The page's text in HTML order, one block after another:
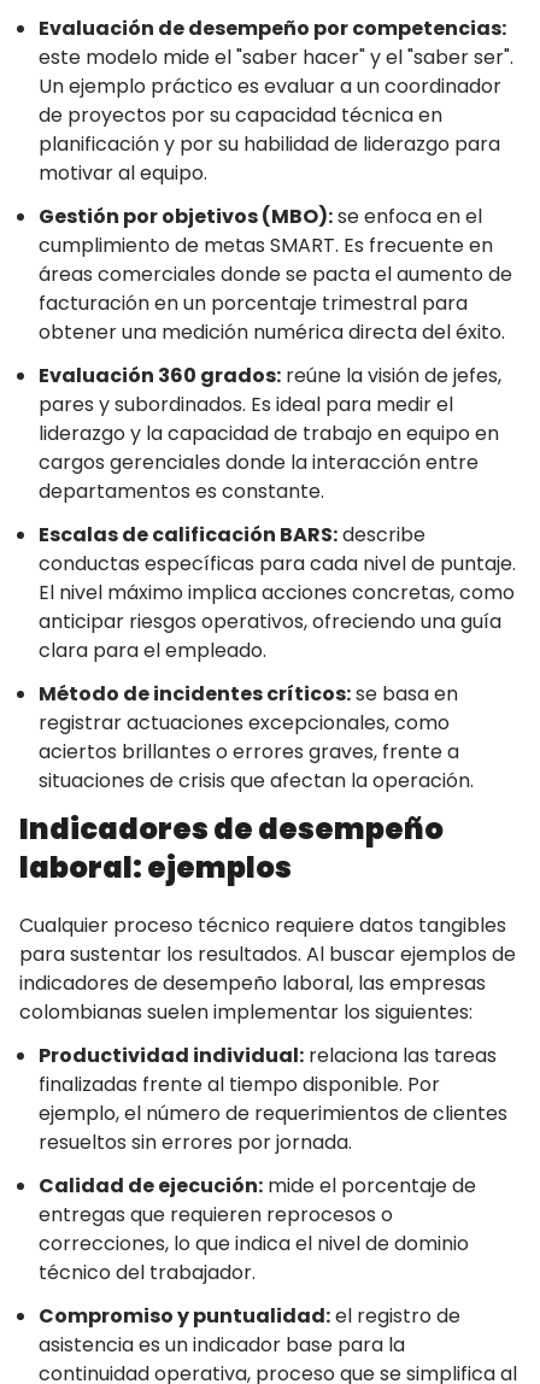
Evaluación de desempeño por competencias:
este modelo mide el "saber hacer" y el "saber ser".
Un ejemplo práctico es evaluar a un coordinador
de proyectos por su capacidad técnica en
planificación y por su habilidad de liderazgo para
motivar al equipo.
Gestión por objetivos (MBO):se enfoca en el
cumplimiento de metas SMART. Es frecuente en
áreas comerciales donde se pacta el aumento de
facturación en un porcentaje trimestral para
obtener una medición numérica directa del éxito.
Evaluación 360 grados: reúne la visión de jefes,
pares y subordinados. Es ideal para medir el
liderazgo y la capacidad de trabajo en equipo en
cargos gerenciales donde la interacción entre
departamentos es constante.
Escalas de calificación BARS:describe
conductas específicas para cada nivel de puntaje.
El nivel máximo implica acciones concretas, como
anticipar riesgos operativos, ofreciendo una guía
clara para el empleado.
Método de incidentes críticos:se basa en
registrar actuaciones excepcionales, como
aciertos brillantes o errores graves, frente a
situaciones de crisis que afectan la operación.
Indicadores de desempeño
laboral: ejemplos
Cualquier proceso técnico requiere datos tangibles
para sustentar los resultados. Al buscar ejemplos de
indicadores de desempeño laboral, las empresas
colombianas suelen implementar los siguientes:
Productividad individual: relaciona las tareas
finalizadas frente al tiempo disponible. Por
ejemplo, el número de requerimientos de clientes
resueltos sin errores por jornada.
Calidad de ejecución: mide el porcentaje de
entregas que requieren reprocesos o
correcciones, lo que indica el nivel de dominio
técnico del trabajador.
Compromiso y puntualidad:el registro de
asistencia es un indicador base para la
continuidad operativa, proceso que se simplifica al